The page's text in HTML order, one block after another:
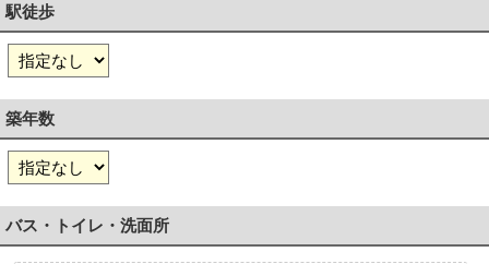
駅徒歩
築年数
バス・トイレ・洗面所